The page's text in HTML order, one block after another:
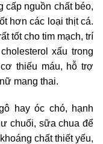
cấp nguồn chất béo,
hơn các loại thịt cá.
tốt cho tim mạch, trí
xấu trong
thiếu máu, hỗ trợ
mang thai.
hay óc chó, hạnh
chuối, sữa chua để
chất thiết yếu,